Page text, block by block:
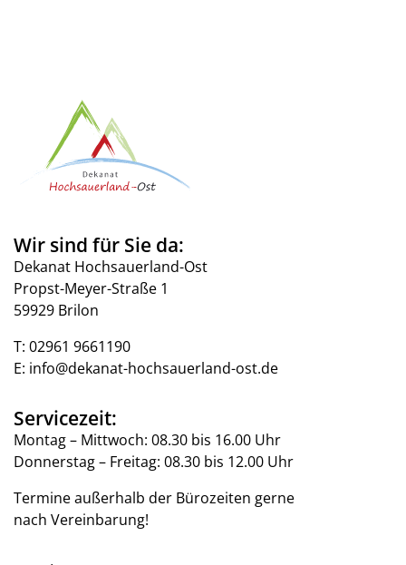
Wir sind für Sie da:
Dekanat Hochsauerland-Ost
Propst-Meyer-Straße 1
59929 Brilon
T: 02961 9661190
E: info@dekanat-hochsauerland-ost.de
Servicezeit:
Montag – Mittwoch: 08.30 bis 16.00 Uhr
Donnerstag – Freitag: 08.30 bis 12.00 Uhr
Termine außerhalb der Bürozeiten gerne
nach Vereinbarung!